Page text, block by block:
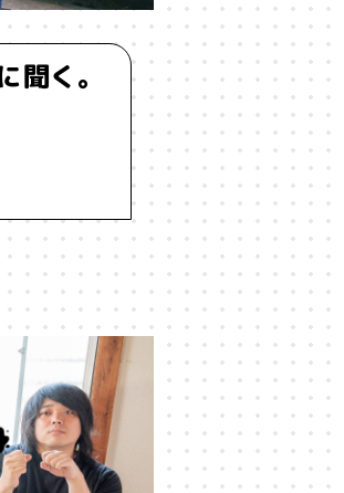
#恒常的無常
#社会学
計 #縄文
聞く。